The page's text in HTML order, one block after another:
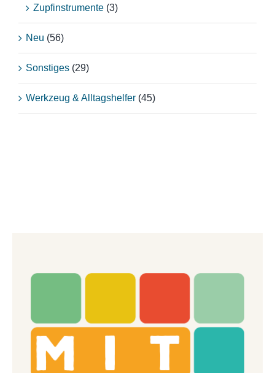
Zupfinstrumente (3)
Neu (56)
Sonstiges (29)
Werkzeug & Alltagshelfer (45)